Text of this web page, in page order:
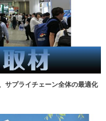
サプライチェーン全体の最適化